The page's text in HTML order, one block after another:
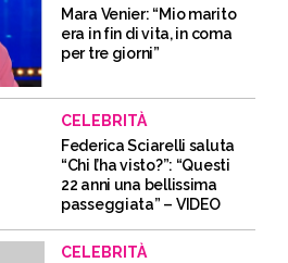
Mara Venier: “Mio marito
era in fin di vita, in coma
per tre giorni”
CELEBRITÀ
Federica Sciarelli saluta
“Chi l’ha visto?”: “Questi
22 anni una bellissima
passeggiata” – VIDEO
CELEBRITÀ